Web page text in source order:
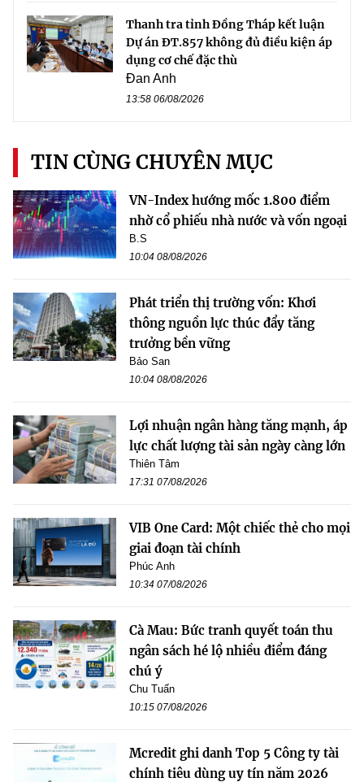
Thanh tra tỉnh Đồng Tháp kết luận
Dự án ĐT.857 không đủ điều kiện áp
dụng cơ chế đặc thù
Đan Anh
13:58 06/08/2026
TIN CÙNG CHUYÊN MỤC
VN-Index hướng mốc 1.800 điểm
nhờ cổ phiếu nhà nước và vốn ngoại
B.S
10:04 08/08/2026
Phát triển thị trường vốn: Khơi
thông nguồn lực thúc đẩy tăng
trưởng bền vững
Bảo San
10:04 08/08/2026
Lợi nhuận ngân hàng tăng mạnh, áp
lực chất lượng tài sản ngày càng lớn
Thiên Tâm
17:31 07/08/2026
VIB One Card: Một chiếc thẻ cho mọi
giai đoạn tài chính
Phúc Anh
10:34 07/08/2026
Cà Mau: Bức tranh quyết toán thu
ngân sách hé lộ nhiều điểm đáng
chú ý
Chu Tuấn
10:15 07/08/2026
Mcredit ghi danh Top 5 Công ty tài
chính tiêu dùng uy tín năm 2026